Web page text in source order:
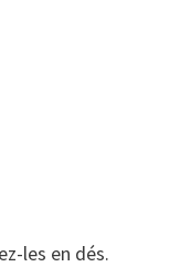
les en dés.